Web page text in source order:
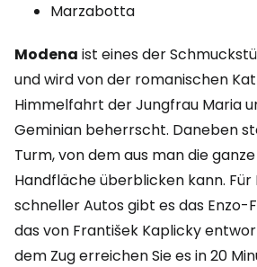
Marzabotta
Modena ist eines der
und wird von der romanischen
Himmelfahrt der Jungfrau Maria
Geminian beherrscht. Daneben
Turm, von dem aus man die
Handfläche überblicken kann. Für
schneller Autos gibt es das Enzo-
das von František Kaplicky
dem Zug erreichen Sie es in 20